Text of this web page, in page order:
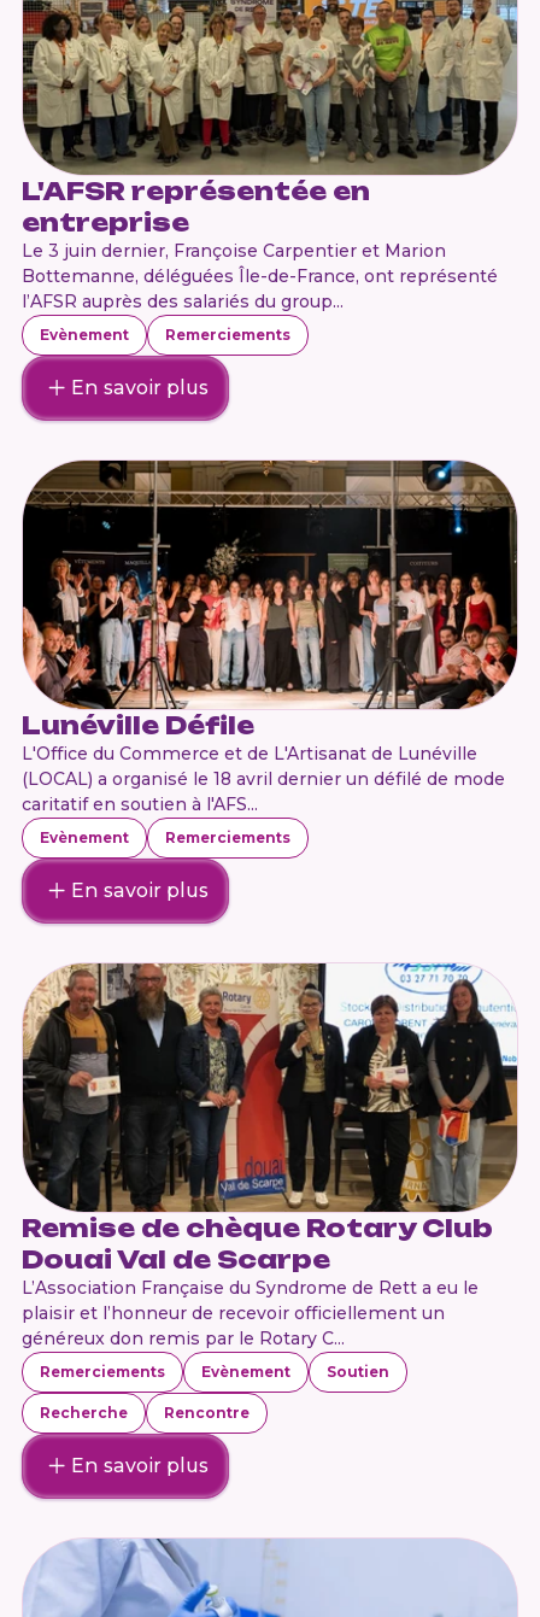
L'AFSR représentée en
entreprise
Le 3 juin dernier, Françoise Carpentier et Marion
Bottemanne, déléguées Île-de-France, ont représenté
l’AFSR auprès des salariés du group...
Evènement Remerciements
En savoir plus
Lunéville Défile
L'Office du Commerce et de L'Artisanat de Lunéville
(LOCAL) a organisé le 18 avril dernier un défilé de mode
caritatif en soutien à l'AFS...
Evènement Remerciements
En savoir plus
Remise de chèque Rotary Club
Douai Val de Scarpe
L’Association Française du Syndrome de Rett a eu le
plaisir et l’honneur de recevoir officiellement un
généreux don remis par le Rotary C...
Remerciements Evènement Soutien
Recherche Rencontre
En savoir plus